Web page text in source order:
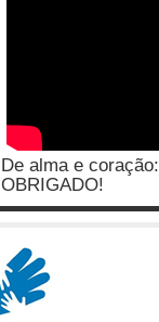
De alma e coração:
OBRIGADO!